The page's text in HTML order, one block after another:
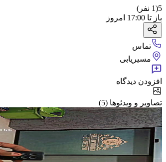
5
(
1 نفر)
باز تا 17:00 امروز
تماس
مسیریابی
افزودن دیدگاه
تصاویر و ویدئوها (5)